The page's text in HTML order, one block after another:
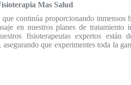
Mas Salud
continúa proporcionando inmensos
en nuestros planes de tratamiento
fisioterapeutas expertos están
que experimentes toda la